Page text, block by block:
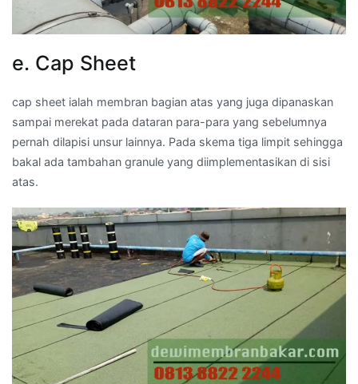
e. Cap Sheet
cap sheet ialah membran bagian atas yang juga dipanaskan
sampai merekat pada dataran para-para yang sebelumnya
pernah dilapisi unsur lainnya. Pada skema tiga limpit sehingga
bakal ada tambahan granule yang diimplementasikan di sisi
atas.